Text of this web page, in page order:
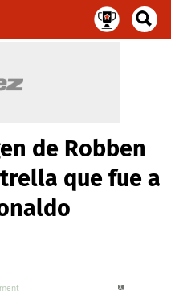
de Robben
que fue a
X